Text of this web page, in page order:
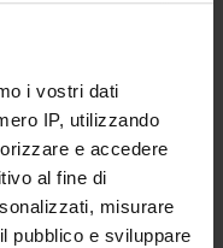
i vostri dati
IP, utilizzando
e accedere
al fine di
misurare
pubblico e sviluppare